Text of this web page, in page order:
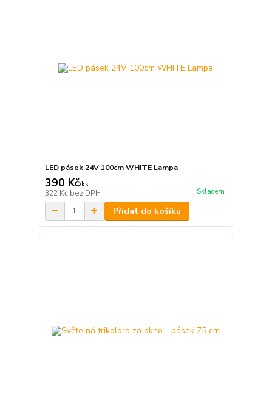
LED pásek 24V 100cm WHITE Lampa
390 Kč/ks
322 Kč bez DPH Skladem
Přidat do košíku